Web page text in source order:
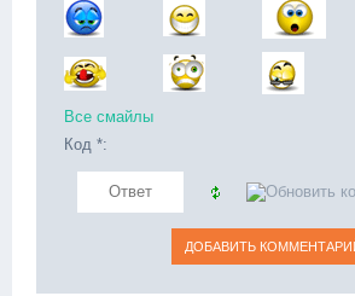
Все смайлы
Код *: